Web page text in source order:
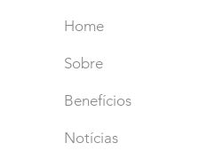
Home
Sobre
Benefícios
Notícias